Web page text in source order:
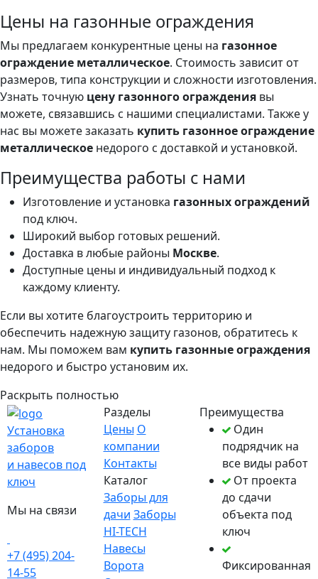
Цены на газонные ограждения
Мы предлагаем конкурентные цены на газонное
ограждение металлическое. Стоимость зависит от
размеров, типа конструкции и сложности изготовления.
Узнать точную цену газонного ограждения вы
можете, связавшись с нашими специалистами. Также у
нас вы можете заказать купить газонное ограждение
металлическое недорого с доставкой и установкой.
Преимущества работы с нами
Изготовление и установка газонных ограждений
под ключ.
Широкий выбор готовых решений.
Доставка в любые районы Москве.
Доступные цены и индивидуальный подход к
каждому клиенту.
Если вы хотите благоустроить территорию и
обеспечить надежную защиту газонов, обратитесь к
нам. Мы поможем вам купить газонные ограждения
недорого и быстро установим их.
Раскрыть полностью
Установка
заборов
и навесов под
ключ
Мы на связи
+7 (495) 204-
14-55
Разделы
Цены О
компании
Контакты
Каталог
Заборы для
дачи Заборы
HI-TECH
Навесы
Ворота
Преимущества
Один
подрядчик на
все виды работ
От проекта
до сдачи
объекта под
ключ
Фиксированная